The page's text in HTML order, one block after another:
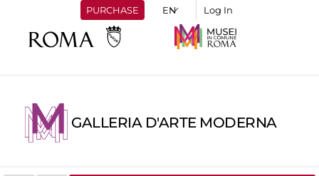
PURCHASE Log In
GALLERIA D'ARTE MODERNA